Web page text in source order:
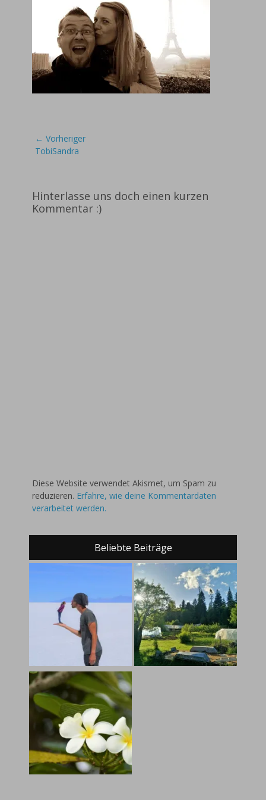
Beitragsnavigation
← Vorheriger
Vorheriger
TobiSandra
Hinterlasse uns doch einen kurzen
Kommentar :)
Diese Website verwendet Akismet, um Spam zu
reduzieren. Erfahre, wie deine Kommentardaten
verarbeitet werden.
Beliebte Beiträge